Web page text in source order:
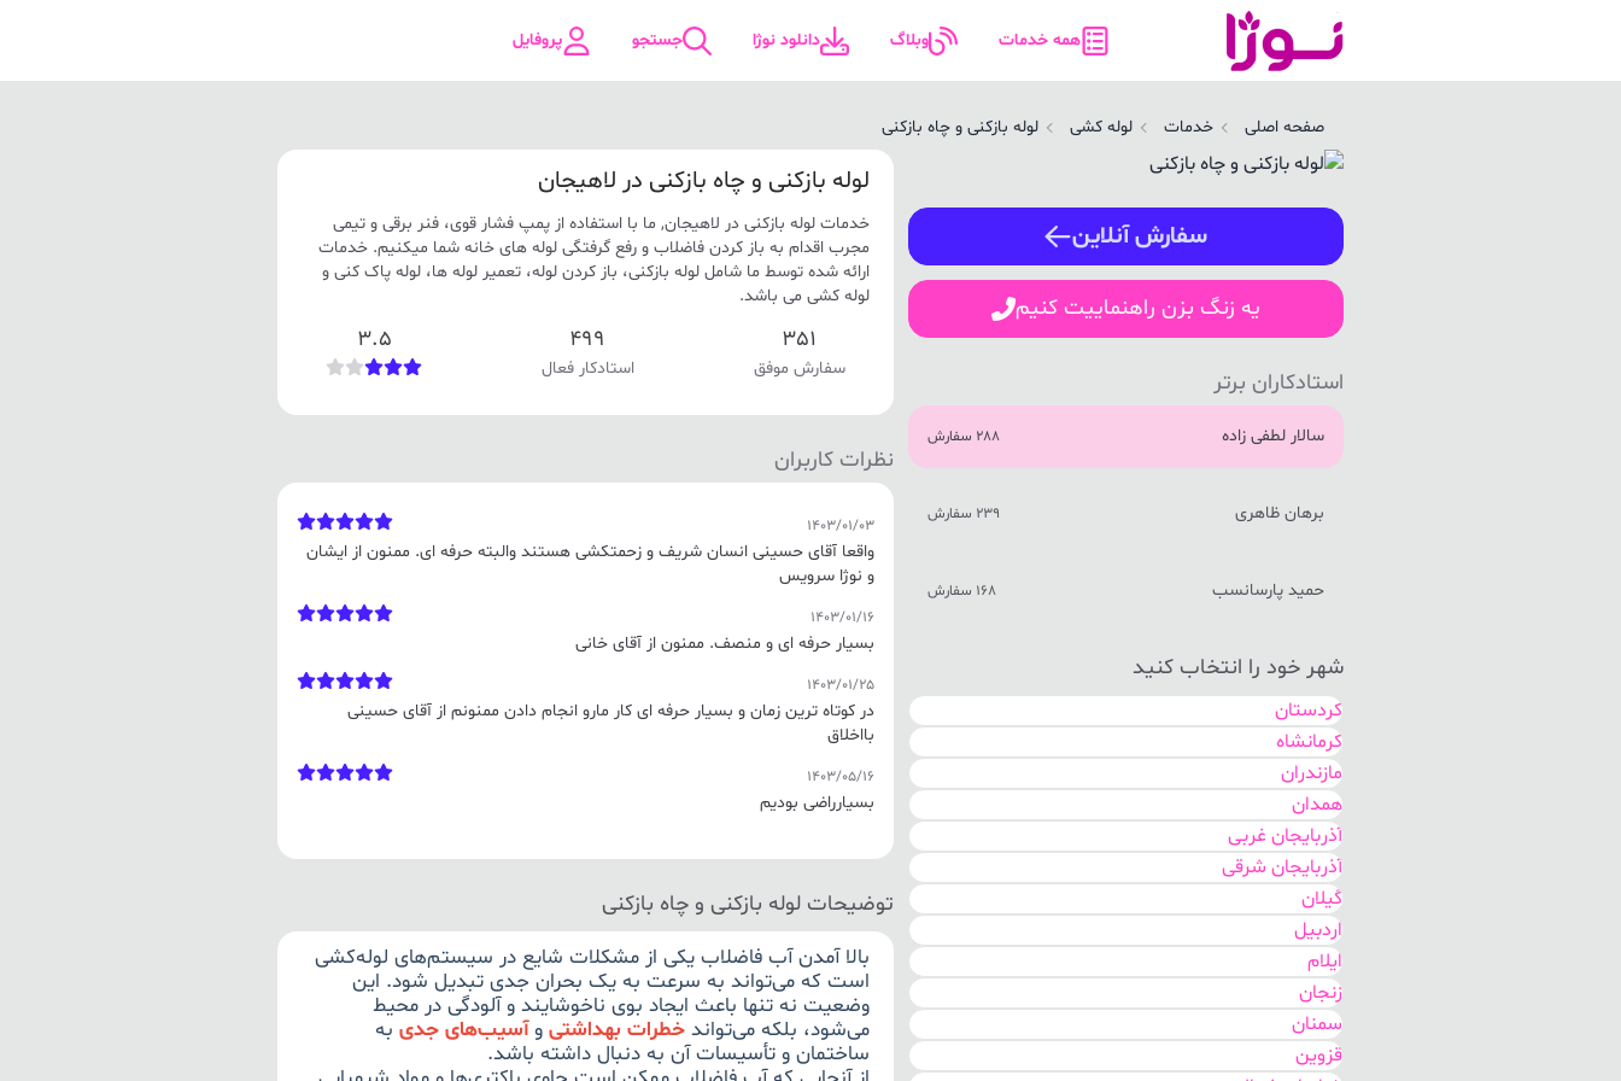
همه خدمات وبلاگ دانلود نوژا جستجو پروفایل
صفحه اصلی خدمات لوله کشی لوله بازکنی و چاه بازکنی
سفارش آنلاین
یه زنگ بزن راهنماییت کنیم
ورود / ثبت نام
ورود
استادکاران برتر
سالار لطفی زاده 288 سفارش
برهان ظاهری 239 سفارش
حمید پارسانسب 168 سفارش
شهر خود را انتخاب کنید
کردستان
کرمانشاه
مازندران
همدان
آذربایجان غربی
آذربایجان شرقی
گیلان
اردبیل
ایلام
زنجان
سمنان
قزوین
لوله بازکنی و چاه بازکنی در لاهیجان
خدمات لوله بازکنی در لاهیجان, ما با استفاده از پمپ فشار قوی، فنر برقی و تیمی
مجرب اقدام به باز کردن فاضلاب و رفع گرفتگی لوله های خانه شما میکنیم. خدمات
ارائه شده توسط ما شامل لوله بازکنی، باز کردن لوله، تعمیر لوله ها، لوله پاک کنی و
لوله کشی می باشد.
351
سفارش موفق
499
استادکار فعال
3.5
نظرات کاربران
1403/01/03
واقعا آقای حسینی انسان شریف و زحمتکشی هستند والبته حرفه ای. ممنون از ایشان
و نوژا سرویس
1403/01/16
بسیار حرفه ای و منصف. ممنون از آقای خانی
1403/01/25
در کوتاه ترین زمان و بسیار حرفه ای کار مارو انجام دادن ممنونم از آقای حسینی
بااخلاق
1403/05/16
بسیارراضی بودیم
توضیحات لوله بازکنی و چاه بازکنی
بالا آمدن آب فاضلاب یکی از مشکلات شایع در سیستم‌های لوله‌کشی
است که می‌تواند به سرعت به یک بحران جدی تبدیل شود. این
وضعیت نه تنها باعث ایجاد بوی ناخوشایند و آلودگی در محیط
می‌شود، بلکه می‌تواندخطرات بهداشتی وآسیب‌های جدی به
ساختمان و تأسیسات آن به دنبال داشته باشد.